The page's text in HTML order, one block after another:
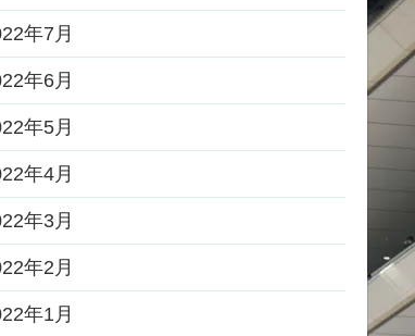
年7月
年6月
年5月
年4月
年3月
年2月
年1月